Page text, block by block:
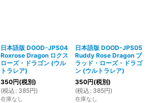
日本語版 DOOD-JPS04
Roxrose Dragon ロクス
ローズ・ドラゴン (ウル
トラレア)
350円(税別)
(税込 : 385円)
在庫なし
日本語版 DOOD-JPS05
Ruddy Rose Dragon ブ
ラッド・ローズ・ドラゴ
ン (ウルトラレア)
350円(税別)
(税込 : 385円)
在庫なし